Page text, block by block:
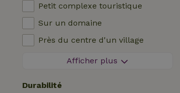
Lit pour enfant
Bain
Glamping
Cabane en rondins
Logis
Roulotte
Hutte
Petit complexe touristique
Sur un domaine
Près du centre d'un village
A l'orée d'un village
Afficher plus
Durabilité